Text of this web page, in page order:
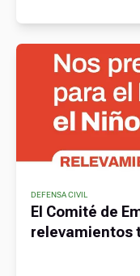
DEFENSA CIVIL
El Comité de
relevamientos